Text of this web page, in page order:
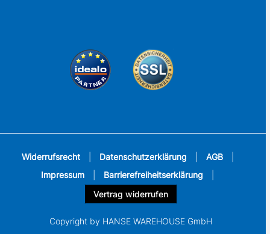
Widerrufsrecht Datenschutzerklärung AGB
Impressum
Barrierefreiheitserklärung
Vertrag widerrufen
Copyright by HANSE WAREHOUSE GmbH